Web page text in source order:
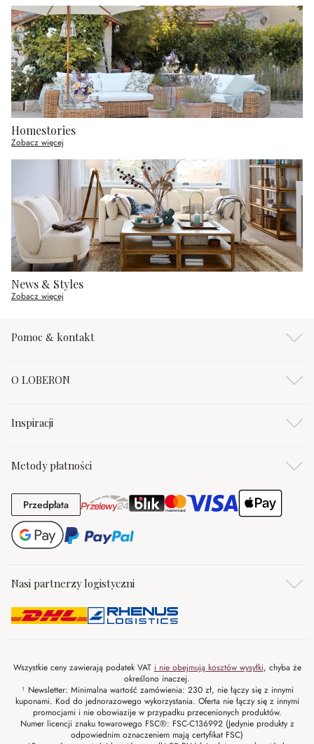
Homestories
Zobacz więcej
News & Styles
Zobacz więcej
Pomoc & kontakt
O LOBERON
Inspiracji
Metody płatności
PrzedpłataPrzedpłata
Nasi partnerzy logistyczni
Wszystkie ceny zawierają podatek VAT i nie obejmują kosztów wysyłki, chyba że
określono inaczej.
¹ Newsletter: Minimalna wartość zamówienia: 230 zł, nie łączy się z innymi
kuponami. Kod do jednorazowego wykorzystania. Oferta nie łączy się z innymi
promocjami i nie obowiazije w przypadku przecenionych produktów.
Numer licencji znaku towarowego FSC®: FSC-C136992 (Jedynie produkty z
odpowiednim oznaczeniem mają certyfikat FSC)